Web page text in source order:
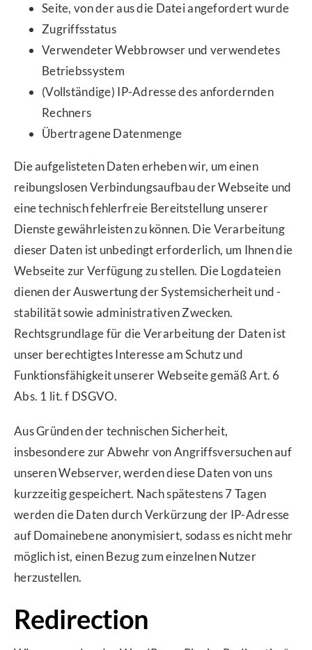
Seite, von der aus die Datei angefordert wurde
Zugriffsstatus
Verwendeter Webbrowser und verwendetes
Betriebssystem
(Vollständige) IP-Adresse des anfordernden
Rechners
Übertragene Datenmenge
Die aufgelisteten Daten erheben wir, um einen
reibungslosen Verbindungsaufbau der Webseite und
eine technisch fehlerfreie Bereitstellung unserer
Dienste gewährleisten zu können. Die Verarbeitung
dieser Daten ist unbedingt erforderlich, um Ihnen die
Webseite zur Verfügung zu stellen. Die Logdateien
dienen der Auswertung der Systemsicherheit und -
stabilität sowie administrativen Zwecken.
Rechtsgrundlage für die Verarbeitung der Daten ist
unser berechtigtes Interesse am Schutz und
Funktionsfähigkeit unserer Webseite gemäß Art. 6
Abs. 1 lit. f DSGVO.
Aus Gründen der technischen Sicherheit,
insbesondere zur Abwehr von Angriffsversuchen auf
unseren Webserver, werden diese Daten von uns
kurzzeitig gespeichert. Nach spätestens 7 Tagen
werden die Daten durch Verkürzung der IP-Adresse
auf Domainebene anonymisiert, sodass es nicht mehr
möglich ist, einen Bezug zum einzelnen Nutzer
herzustellen.
Redirection